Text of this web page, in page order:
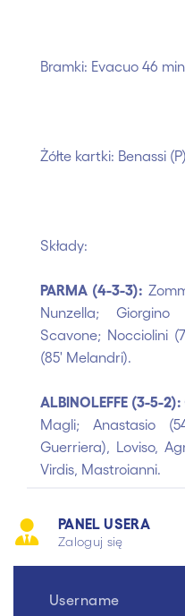
PANEL USERA
Zaloguj się
Bramki: Evacuo 46
Żółte kartki: Benassi
Składy:
PARMA (4-3-3):
Nunzella;
Scavone; Nocciolini
(85' Melandri).
ALBINOLEFFE (3-5-2):
Magli; Anastasio
Guerriera), Loviso,
Virdis, Mastroianni.